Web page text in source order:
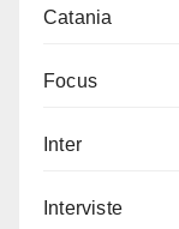
Catania
Focus
Inter
Interviste